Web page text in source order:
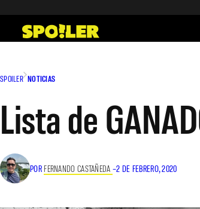
contenido
SPOILER NOTICIAS
Lista de
POR FERNANDO CASTAÑEDA –2 DE FEBRERO, 2020